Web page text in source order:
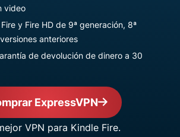
video
y Fire HD de 9ª generación, 8ª
anteriores
de devolución de dinero a 30
ExpressVPN